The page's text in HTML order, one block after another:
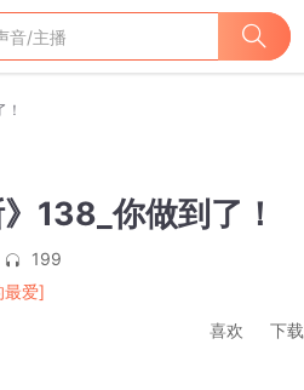
138_你做到了！
199
最爱]
喜欢 下载